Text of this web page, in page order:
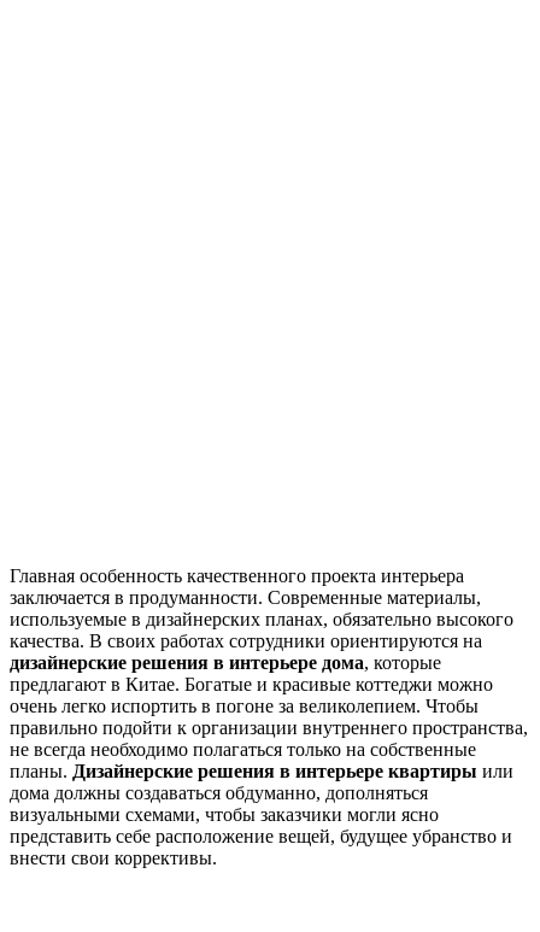
Главная особенность качественного проекта интерьера
заключается в продуманности. Современные материалы,
используемые в дизайнерских планах, обязательно высокого
качества. В своих работах сотрудники ориентируются на
дизайнерские решения в интерьере дома, которые
предлагают в Китае. Богатые и красивые коттеджи можно
очень легко испортить в погоне за великолепием. Чтобы
правильно подойти к организации внутреннего пространства,
не всегда необходимо полагаться только на собственные
планы. Дизайнерские решения в интерьере квартиры или
дома должны создаваться обдуманно, дополняться
визуальными схемами, чтобы заказчики могли ясно
представить себе расположение вещей, будущее убранство и
внести свои коррективы.